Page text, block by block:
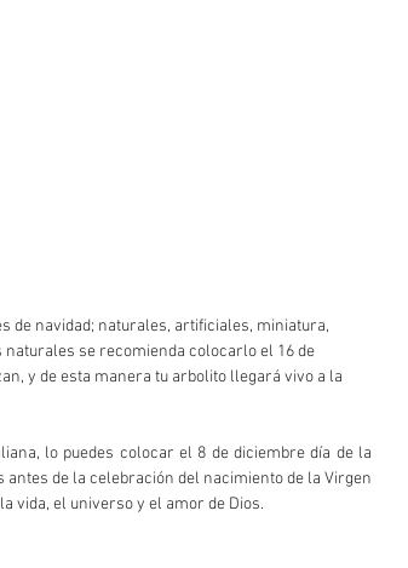
de navidad; naturales, artificiales, miniatura,
naturales se recomienda colocarlo el 16 de
y de esta manera tu arbolito llegará vivo a la
lo puedes colocar el 8 de diciembre día de la
de la celebración del nacimiento de la Virgen
vida, el universo y el amor de Dios.